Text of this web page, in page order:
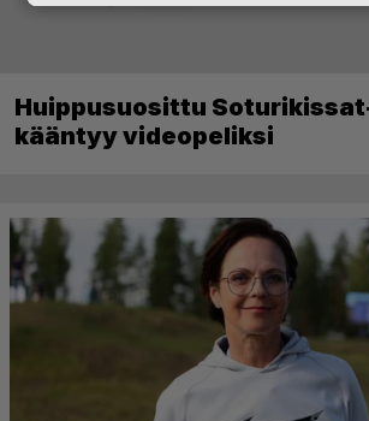
Huippusuosittu
kääntyy videopeliksi